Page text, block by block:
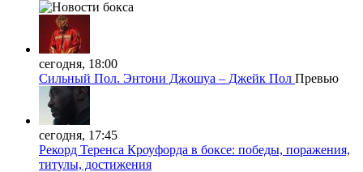
сегодня, 18:00
Сильный Пол. Энтони Джошуа – Джейк Пол Превью
сегодня, 17:45
Рекорд Теренса Кроуфорда в боксе: победы, поражения,
титулы, достижения